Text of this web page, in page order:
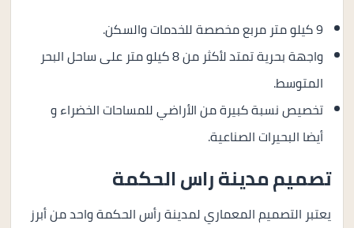
9 كيلو متر مربع مخصصة للخدمات والسكن.
واجهة بحرية تمتد لأكثر من 8 كيلو متر على ساحل البحر
المتوسط.
تخصيص نسبة كبيرة من الأراضي للمساحات الخضراء و
أيضا البحيرات الصناعية.
تصميم مدينة راس الحكمة
يعتبر التصميم المعماري لمدينة رأس الحكمة واحد من أبرز